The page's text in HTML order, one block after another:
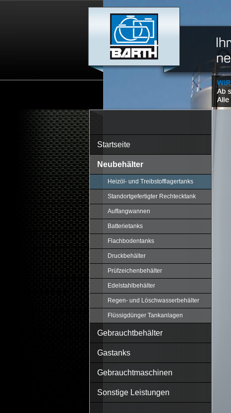
Startseite
Neubehälter
Heizöl- und Treibstofflagertanks
Standortgefertigter Rechtecktank
Auffangwannen
Batterietanks
Flachbodentanks
Druckbehälter
Prüfzeichenbehälter
Edelstahlbehälter
Regen- und Löschwasserbehälter
Flüssigdünger Tankanlagen
Gebrauchtbehälter
Gastanks
Gebrauchtmaschinen
Sonstige Leistungen